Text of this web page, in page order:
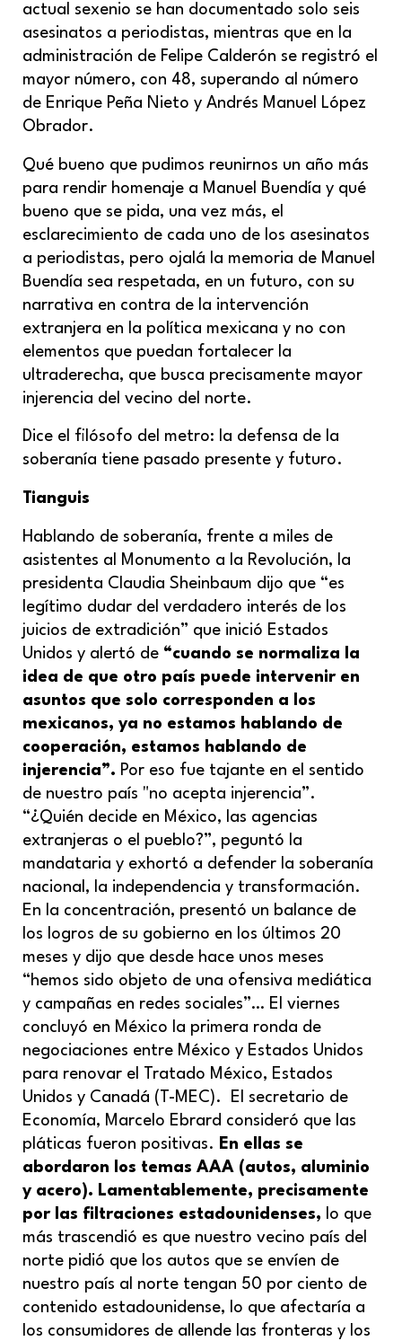
actual sexenio se han documentado solo seis
asesinatos a periodistas, mientras que en la
administración de Felipe Calderón se registró el
mayor número, con 48, superando al número
de Enrique Peña Nieto y Andrés Manuel López
Obrador.
Qué bueno que pudimos reunirnos un año más
para rendir homenaje a Manuel Buendía y qué
bueno que se pida, una vez más, el
esclarecimiento de cada uno de los asesinatos
a periodistas, pero ojalá la memoria de Manuel
Buendía sea respetada, en un futuro, con su
narrativa en contra de la intervención
extranjera en la política mexicana y no con
elementos que puedan fortalecer la
ultraderecha, que busca precisamente mayor
injerencia del vecino del norte.
Dice el filósofo del metro: la defensa de la
soberanía tiene pasado presente y futuro.
Tianguis
Hablando de soberanía, frente a miles de
asistentes al Monumento a la Revolución, la
presidenta Claudia Sheinbaum dijo que “es
legítimo dudar del verdadero interés de los
juicios de extradición” que inició Estados
Unidos y alertó de “cuando se normaliza la
idea de que otro país puede intervenir en
asuntos que solo corresponden a los
mexicanos, ya no estamos hablando de
cooperación, estamos hablando de
injerencia”. Por eso fue tajante en el sentido
de nuestro país "no acepta injerencia”.
“¿Quién decide en México, las agencias
extranjeras o el pueblo?”, peguntó la
mandataria y exhortó a defender la soberanía
nacional, la independencia y transformación.
En la concentración, presentó un balance de
los logros de su gobierno en los últimos 20
meses y dijo que desde hace unos meses
“hemos sido objeto de una ofensiva mediática
y campañas en redes sociales”… El viernes
concluyó en México la primera ronda de
negociaciones entre México y Estados Unidos
para renovar el Tratado México, Estados
Unidos y Canadá (T-MEC). El secretario de
Economía, Marcelo Ebrard consideró que las
pláticas fueron positivas.
En ellas se
abordaron los temas AAA (autos, aluminio
y acero). Lamentablemente, precisamente
por las filtraciones estadounidenses, lo que
más trascendió es que nuestro vecino país del
norte pidió que los autos que se envíen de
nuestro país al norte tengan 50 por ciento de
contenido estadounidense, lo que afectaría a
los consumidores de allende las fronteras y los